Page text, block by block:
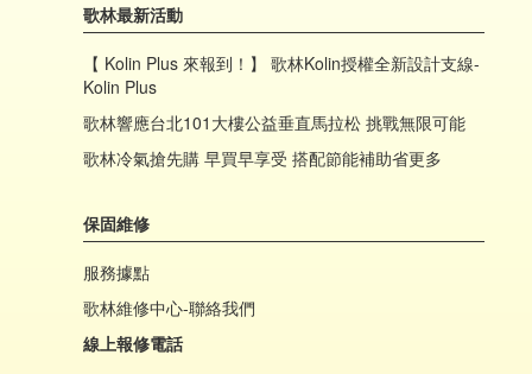
歌林最新活動
【 Kolin Plus 來報到！】 歌林Kolin授權全新設計支線-
Kolin Plus
歌林響應台北101大樓公益垂直馬拉松 挑戰無限可能
歌林冷氣搶先購 早買早享受 搭配節能補助省更多
保固維修
服務據點
歌林維修中心-聯絡我們
線上報修電話